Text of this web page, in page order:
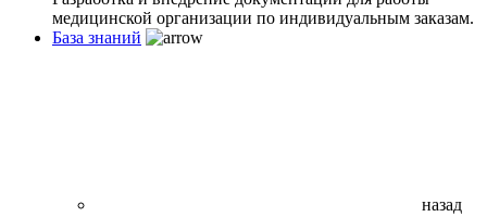
медицинской организации по индивидуальным заказам.
База знаний
назад